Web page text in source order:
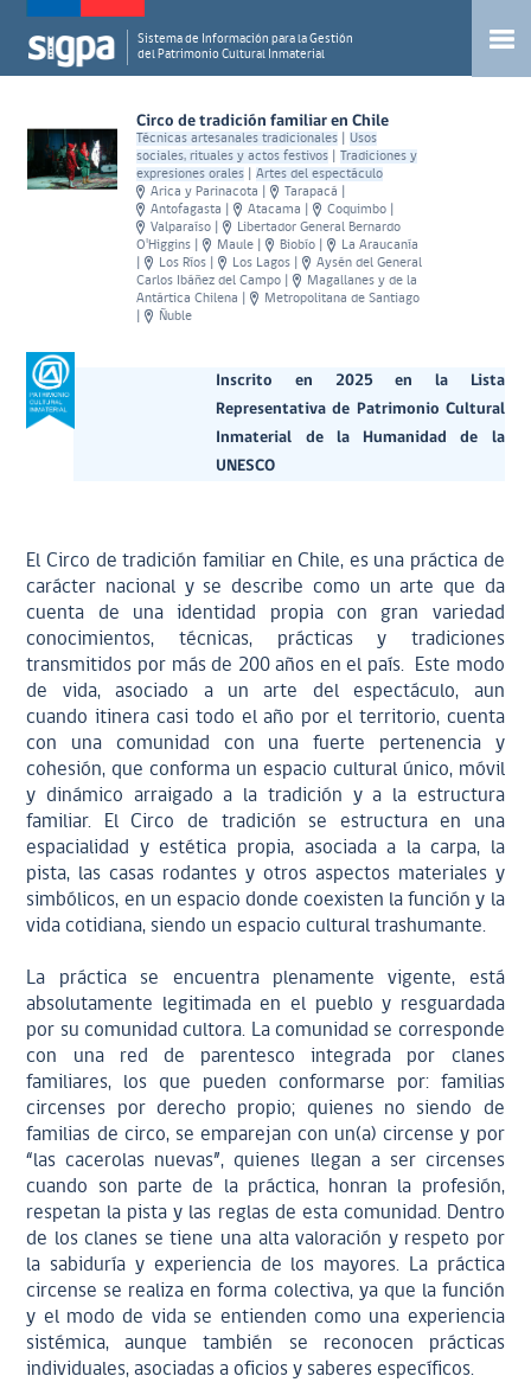
Sistema de Información para la Gestión
del Patrimonio Cultural Inmaterial
Circo de tradición familiar en Chile
Técnicas artesanales tradicionales
Usos
sociales, rituales y actos festivos |Tradiciones y
expresiones orales |Artes del espectáculo
Arica y Parinacota
| Tarapacá
Antofagasta
| Atacama | Coquimbo
Valparaíso |
Libertador General Bernardo
O'Higgins | Maule | Biobío |
La Araucanía
|
Los Ríos | Los Lagos |
Aysén del General
Carlos Ibáñez del Campo |
Magallanes y de la
Antártica Chilena
|
Metropolitana de Santiago
|
Ñuble
Inscrito en 2025 en la Lista
Representativa de Patrimonio Cultural
Inmaterial de la Humanidad de la
UNESCO
El Circo de tradición familiar en Chile, es una práctica de
carácter nacional y se describe como un arte que da
cuenta de una identidad propia con gran variedad
conocimientos, técnicas, prácticas y tradiciones
transmitidos por más de 200 años en el país. Este modo
de vida, asociado a un arte del espectáculo, aun
cuando itinera casi todo el año por el territorio, cuenta
con una comunidad con una fuerte pertenencia y
cohesión, que conforma un espacio cultural único, móvil
y dinámico arraigado a la tradición y a la estructura
familiar. El Circo de tradición se estructura en una
espacialidad y estética propia, asociada a la carpa, la
pista, las casas rodantes y otros aspectos materiales y
simbólicos, en un espacio donde coexisten la función y la
vida cotidiana, siendo un espacio cultural trashumante.
La práctica se encuentra plenamente vigente, está
absolutamente legitimada en el pueblo y resguardada
por su comunidad cultora. La comunidad se corresponde
con una red de parentesco integrada por clanes
familiares, los que pueden conformarse por: familias
circenses por derecho propio; quienes no siendo de
familias de circo, se emparejan con un(a) circense y por
“las cacerolas nuevas”, quienes llegan a ser circenses
cuando son parte de la práctica, honran la profesión,
respetan la pista y las reglas de esta comunidad. Dentro
de los clanes se tiene una alta valoración y respeto por
la sabiduría y experiencia de los mayores. La práctica
circense se realiza en forma colectiva, ya que la función
y el modo de vida se entienden como una experiencia
sistémica, aunque también se reconocen prácticas
individuales, asociadas a oficios y saberes específicos.